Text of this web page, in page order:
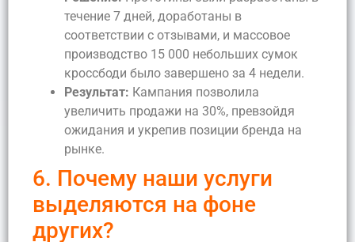
течение 7 дней, доработаны в
соответствии с отзывами, и массовое
производство 15 000 небольших сумок
кроссбоди было завершено за 4 недели.
Результат: Кампания позволила
увеличить продажи на 30%, превзойдя
ожидания и укрепив позиции бренда на
рынке.
6. Почему наши услуги
выделяются на фоне
других?